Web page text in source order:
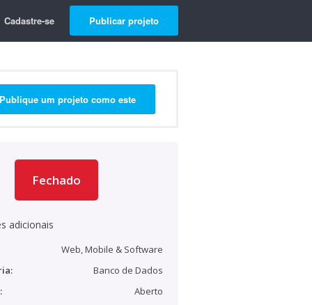
Cadastre-se Publicar projeto
Publique um projeto como este
Fechado
adicionais
Web, Mobile & Software
Banco de Dados
Aberto